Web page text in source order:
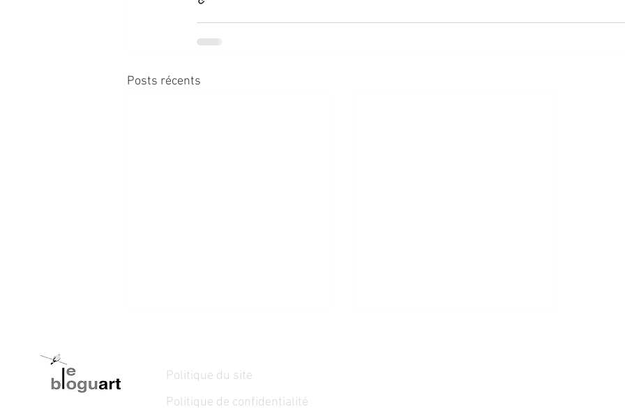
Posts récents
Politique du site
Politique de confidentialité